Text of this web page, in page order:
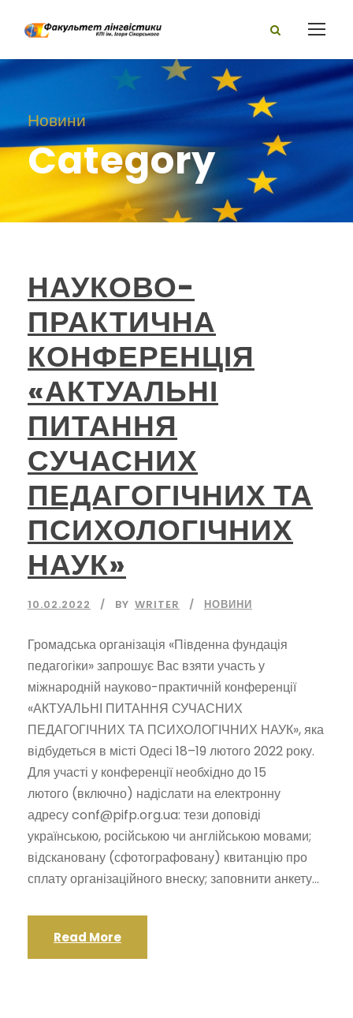
Новини
Category
НАУКОВО-
ПРАКТИЧНА
КОНФЕРЕНЦІЯ
«АКТУАЛЬНІ
ПИТАННЯ
СУЧАСНИХ
ПЕДАГОГІЧНИХ ТА
ПСИХОЛОГІЧНИХ
НАУК»
10.02.2022 BY WRITER НОВИНИ
Громадська організація «Південна фундація
педагогіки» запрошує Вас взяти участь у
міжнародній науково-практичній конференції
«АКТУАЛЬНІ ПИТАННЯ СУЧАСНИХ
ПЕДАГОГІЧНИХ ТА ПСИХОЛОГІЧНИХ НАУК», яка
відбудеться в місті Одесі 18–19 лютого 2022 року.
Для участі у конференції необхідно до 15
лютого (включно) надіслати на електронну
адресу conf@pifp.org.ua: тези доповіді
українською, російською чи англійською мовами;
відскановану (сфотографовану) квитанцію про
сплату організаційного внеску; заповнити анкету...
Read More